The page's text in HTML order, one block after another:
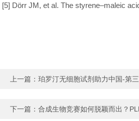
[5] Dörr JM, et al. The styrene–maleic
上一篇： 珀罗汀无细胞试剂助力中国-第
下一篇： 合成生物竞赛如何脱颖而出？